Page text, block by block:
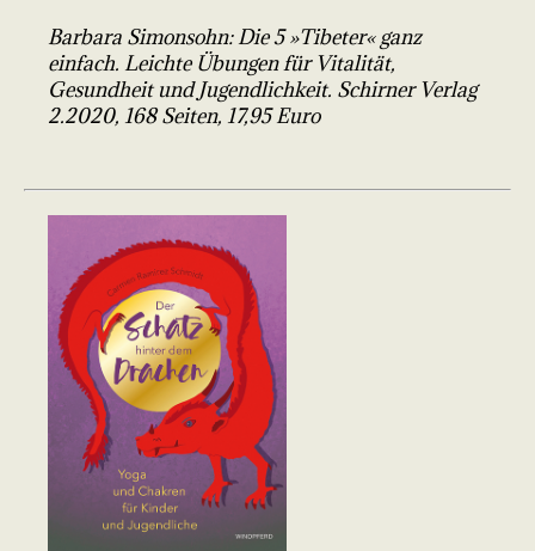
Barbara Simonsohn: Die 5 »Tibeter« ganz
einfach. Leichte Übungen für Vitalität,
Gesundheit und Jugendlichkeit. Schirner Verlag
2.2020, 168 Seiten, 17,95 Euro